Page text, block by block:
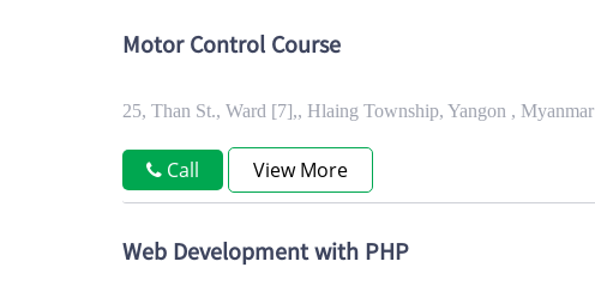
Motor Control Course
25, Than St., Ward [7],, Hlaing Township, Yangon , Myanmar
Call View More
Web Development with PHP